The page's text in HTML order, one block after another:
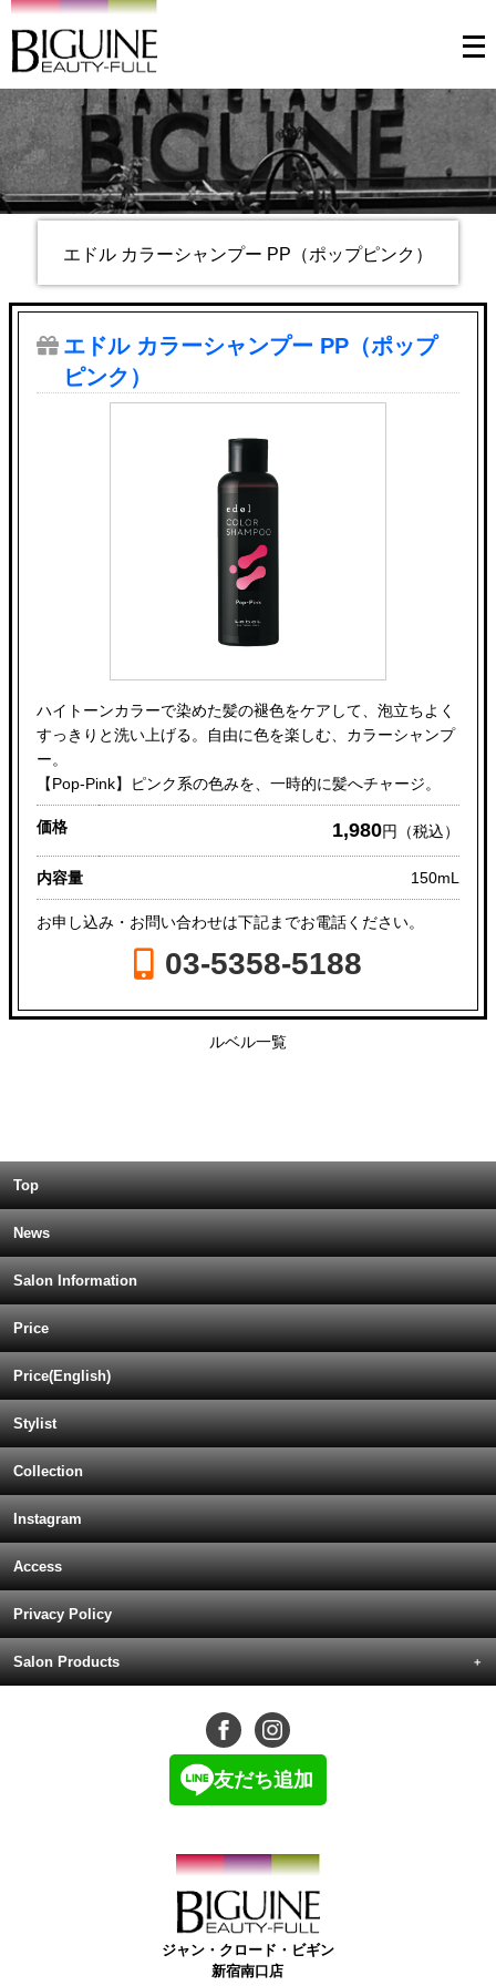
メ
ュ
く
エドル カラーシャンプー PP（ポップピンク）
エドル カラーシャンプー PP（ポップ
ピンク）
ハイトーンカラーで染めた髪の褪色をケアして、泡立ちよく
すっきりと洗い上げる。自由に色を楽しむ、カラーシャンプ
ー。
【Pop-Pink】ピンク系の色みを、一時的に髪へチャージ。
価格 1,980円（税込）
内容量 150mL
お申し込み・お問い合わせは下記までお電話ください。
03-5358-5188
ルベル一覧
ジャン・クロード・ビギン
新宿南口店
Top
News
Salon Information
Price
Price(English)
Stylist
Collection
Instagram
Access
Privacy Policy
Salon Products
友だち追加